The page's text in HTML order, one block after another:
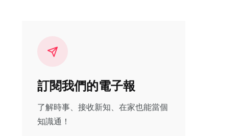
訂閱我們的電子報
了解時事、接收新知、在家也能當個
知識通！